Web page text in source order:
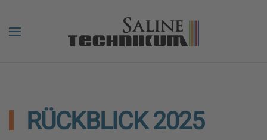
RÜCKBLICK 2025